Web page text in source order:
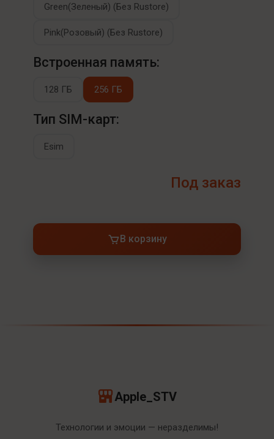
Green(Зеленый) (Без Rustore)
Pink(Розовый) (Без Rustore)
Встроенная память:
128 ГБ 256 ГБ
Тип SIM-карт:
Esim
Под заказ
В корзину
Apple_STV
Технологии и эмоции — неразделимы!